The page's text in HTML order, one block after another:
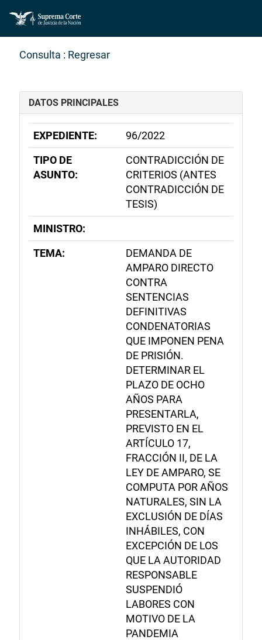
Consulta : Regresar
DATOS PRINCIPALES
EXPEDIENTE:
96/2022
TIPO DE
ASUNTO:
CONTRADICCIÓN DE
CRITERIOS (ANTES
CONTRADICCIÓN DE
TESIS)
MINISTRO:
TEMA:
DEMANDA DE
AMPARO DIRECTO
CONTRA
SENTENCIAS
DEFINITIVAS
CONDENATORIAS
QUE IMPONEN PENA
DE PRISIÓN.
DETERMINAR EL
PLAZO DE OCHO
AÑOS PARA
PRESENTARLA,
PREVISTO EN EL
ARTÍCULO 17,
FRACCIÓN II, DE LA
LEY DE AMPARO, SE
COMPUTA POR AÑOS
NATURALES, SIN LA
EXCLUSIÓN DE DÍAS
INHÁBILES, CON
EXCEPCIÓN DE LOS
QUE LA AUTORIDAD
RESPONSABLE
SUSPENDIÓ
LABORES CON
MOTIVO DE LA
PANDEMIA